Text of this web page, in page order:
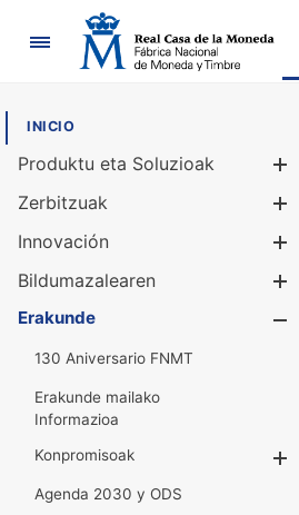
Nabigazioa
INICIO
Produktu eta Soluzioak
Zerbitzuak
Innovación
Bildumazalearen
Erakunde
130 Aniversario FNMT
Erakunde mailako
Informazioa
Konpromisoak
Agenda 2030 y ODS